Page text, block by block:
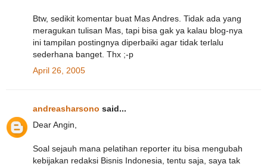
Btw, sedikit komentar buat Mas Andres. Tidak ada yang
meragukan tulisan Mas, tapi bisa gak ya kalau blog-nya
ini tampilan postingnya diperbaiki agar tidak terlalu
sederhana banget. Thx ;-p
April 26, 2005
andreasharsono said...
Dear Angin,
Soal sejauh mana pelatihan reporter itu bisa mengubah
kebijakan redaksi Bisnis Indonesia, tentu saja, saya tak